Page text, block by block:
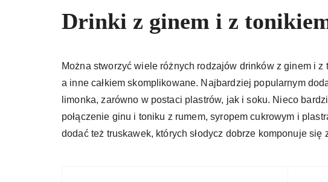
Drinki z ginem i z
Można stworzyć wiele różnych rodzajów drinków z ginem i
a inne całkiem skomplikowane. Najbardziej popularnym
limonka, zarówno w postaci plastrów, jak i soku. Nieco
połączenie ginu i toniku z rumem, syropem cukrowym i
dodać też truskawek, których słodycz dobrze komponuje się